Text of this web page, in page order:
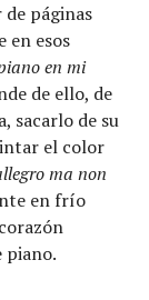
páginas
en esos
en mi
de ello, de
sacarlo de su
el color
ma non
en frío
piano.